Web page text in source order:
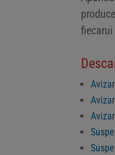
fiecarui